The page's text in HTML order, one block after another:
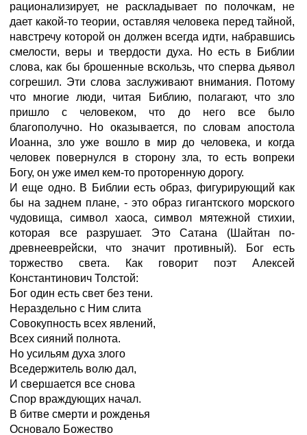
рационализирует, не раскладывает по полочкам, не
дает какой-то теории, оставляя человека перед тайной,
навстречу которой он должен всегда идти, набравшись
смелости, веры и твердости духа. Но есть в Библии
слова, как бы брошенные вскользь, что сперва дьявол
согрешил. Эти слова заслуживают внимания. Потому
что многие люди, читая Библию, полагают, что зло
пришло с человеком, что до него все было
благополучно. Но оказывается, по словам апостола
Иоанна, зло уже вошло в мир до человека, и когда
человек повернулся в сторону зла, то есть вопреки
Богу, он уже имел кем-то проторенную дорогу.
И еще одно. В Библии есть образ, фигурирующий как
бы на заднем плане, - это образ гигантского морского
чудовища, символ хаоса, символ мятежной стихии,
которая все разрушает. Это Сатана (Шайтан по-
древнееврейски, что значит противный). Бог есть
торжество света. Как говорит поэт Алексей
Константинович Толстой:
Бог один есть свет без тени.
Нераздельно с Ним слита
Совокупность всех явлений,
Всех сияний полнота.
Но усильям духа злого
Вседержитель волю дал,
И свершается все снова
Спор враждующих начал.
В битве смерти и рожденья
Основало Божество